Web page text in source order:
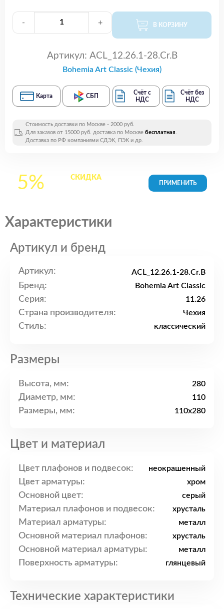
- + В КОРЗИНУ
Артикул: ACL_12.26.1-28.Cr.B
Bohemia Art Classic (Чехия)
Карта СБП
Счёт с
НДС
Счёт без
НДС
Стоимость доставки по Москве - 2000 руб.
Для заказов от 15000 руб. доставка по Москве бесплатная.
Доставка по РФ компаниями СДЭК, ПЭК и др.
5% СКИДКАна все
Характеристики
Артикул и бренд
Артикул: ACL_12.26.1-28.Cr.B
Бренд: Bohemia Art Classic
Серия: 11.26
Страна производителя: Чехия
Стиль: классический
Размеры
Высота, мм: 280
Диаметр, мм: 110
Размеры, мм: 110x280
Цвет и материал
Цвет плафонов и подвесок: неокрашенный
Цвет арматуры: хром
Основной цвет: серый
Материал плафонов и подвесок: хрусталь
Материал арматуры: металл
Основной материал плафонов: хрусталь
Основной материал арматуры: металл
Поверхность арматуры: глянцевый
Технические характеристики